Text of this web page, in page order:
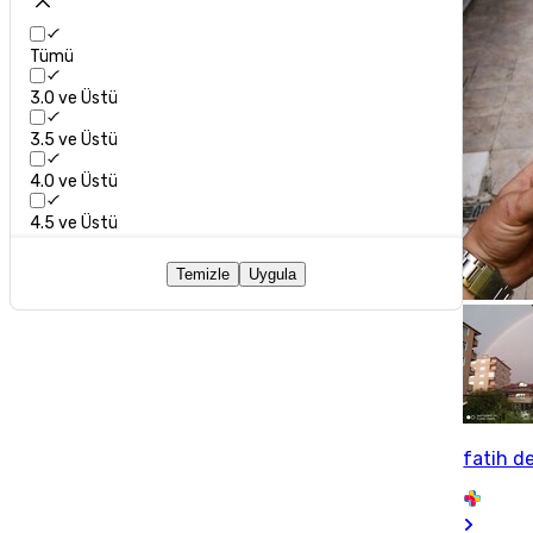
Tümü
3.0 ve Üstü
3.5 ve Üstü
4.0 ve Üstü
4.5 ve Üstü
Temizle Uygula
fatih